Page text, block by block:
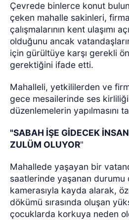
Çevrede binlerce konut
çeken mahalle sakinleri,
çalışmalarının kent ulaşımı
olduğunu ancak
için gürültüye karşı gerekli
gerektiğini ifade etti.
Mahalleli, yetkililerden ve
gece mesailerinde ses
düzenlemelerin yapılmasını
"SABAH İŞE GİDECEK
ZULÜM OLUYOR"
Mahallede yaşayan bir
saatlerinde yaşanan durumu
kamerasıyla kayda alarak,
dökümü sırasında oluşan
çocuklarda korkuya neden